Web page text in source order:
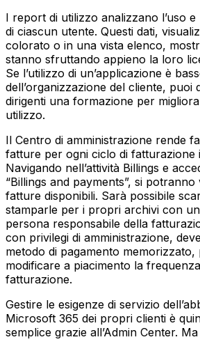
I report di utilizzo analizzano l’uso e
di ciascun utente. Questi dati,
colorato o in una vista elenco,
stanno sfruttando appieno la loro
Se l’utilizzo di un’applicazione è
dell’organizzazione del cliente, puoi
dirigenti una formazione per
utilizzo.
Il Centro di amministrazione rende
fatture per ogni ciclo di fatturazione
Navigando nell’attività Billings e
“Billings and payments”, si
fatture disponibili. Sarà possibile
stamparle per i propri archivi con
persona responsabile della
con privilegi di amministrazione,
metodo di pagamento
modificare a piacimento la
fatturazione.
Gestire le esigenze di servizio
Microsoft 365 dei propri clienti è
semplice grazie all’Admin Center.